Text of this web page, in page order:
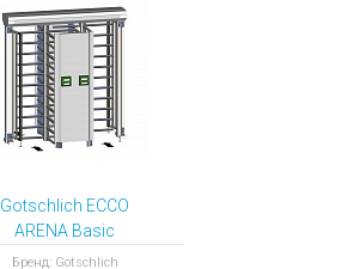
Gotschlich ECCO
ARENA Basic
6ECD4ABHB
Бренд: Gotschlich